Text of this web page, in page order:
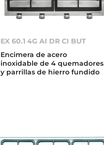
EX 60.1 4G AI DR CI BUT
Encimera de acero
inoxidable de 4 quemadores
y parrillas de hierro fundido